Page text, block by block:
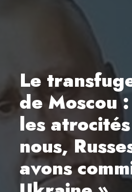
Le
de Moscou
les
nous,
avons